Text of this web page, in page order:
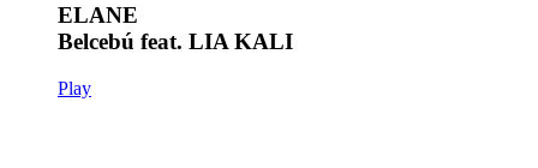
ELANE
Belcebú feat. LIA KALI
Play